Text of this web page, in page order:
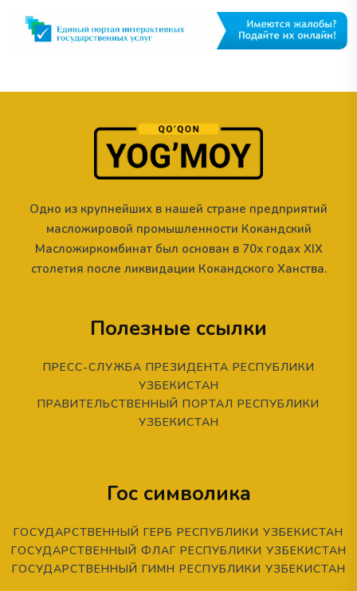
Одно из крупнейших в нашей стране предприятий
масложировой промышленности Кокандский
Масложиркомбинат был основан в 70х годах XIX
столетия после ликвидации Кокандского Ханства.
Полезные ссылки
ПРЕСС-СЛУЖБА ПРЕЗИДЕНТА РЕСПУБЛИКИ
УЗБЕКИСТАН
ПРАВИТЕЛЬСТВЕННЫЙ ПОРТАЛ РЕСПУБЛИКИ
УЗБЕКИСТАН
Гос символика
ГОСУДАРСТВЕННЫЙ ГЕРБ РЕСПУБЛИКИ УЗБЕКИСТАН
ГОСУДАРСТВЕННЫЙ ФЛАГ РЕСПУБЛИКИ УЗБЕКИСТАН
ГОСУДАРСТВЕННЫЙ ГИМН РЕСПУБЛИКИ УЗБЕКИСТАН